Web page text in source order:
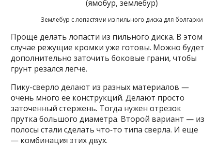
Землебур с лопастями из пильного диска для болгарки
Проще делать лопасти из пильного диска. В этом
случае режущие кромки уже готовы. Можно будет
дополнительно заточить боковые грани, чтобы
грунт резался легче.
Пику-сверло делают из разных материалов —
очень много ее конструкций. Делают просто
заточенный стержень. Тогда нужен отрезок
прутка большого диаметра. Второй вариант — из
полосы стали сделать что-то типа сверла. И еще
— комбинация этих двух.